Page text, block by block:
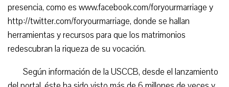
presencia, como es www.facebook.com/foryourmarriage y
http://twitter.com/foryourmarriage, donde se hallan
herramientas y recursos para que los matrimonios
redescubran la riqueza de su vocación.
Según información de la USCCB, desde el lanzamiento